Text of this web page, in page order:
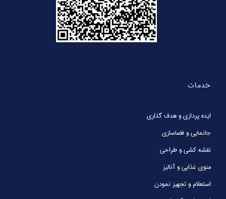
خدمات
ایده پردازی و هدف گذاری
جانمایی و فضاسازی
نقشه کشی و طراحی
منوی غذایی و آنالیز
استعلام و تجهیز نمودن